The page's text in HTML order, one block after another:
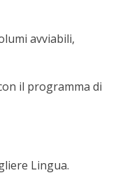
avviabili,
il programma di
Lingua.